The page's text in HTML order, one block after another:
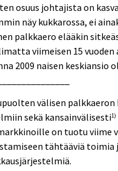
osuus johtajista on
näy kukkarossa, ei
palkkaero elääkin
viimeisen 15
2009 naisen keskiansio
välisen
sekä kansainvälisesti1)
on tuotu viime
tähtääviä toimia